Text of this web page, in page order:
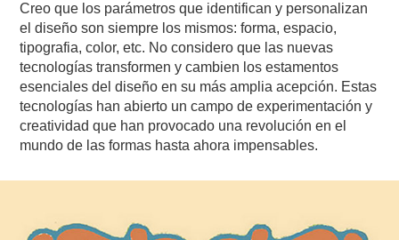
Creo que los parámetros que identifican y personalizan
el diseño son siempre los mismos: forma, espacio,
tipografia, color, etc. No considero que las nuevas
tecnologías transformen y cambien los estamentos
esenciales del diseño en su más amplia acepción. Estas
tecnologías han abierto un campo de experimentación y
creatividad que han provocado una revolución en el
mundo de las formas hasta ahora impensables.